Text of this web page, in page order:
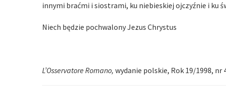
innymi braćmi i siostrami, ku niebieskiej ojczyźnie i ku
Niech będzie pochwalony Jezus Chrystus
L’Osservatore Romano, wydanie polskie, Rok 19/1998, nr